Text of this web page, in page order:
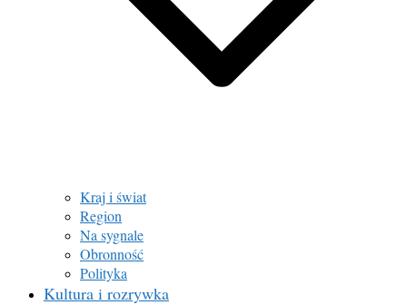
Kraj i świat
Region
Na sygnale
Obronność
Polityka
Kultura i rozrywka